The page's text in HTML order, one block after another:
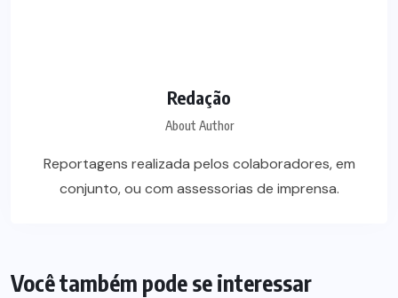
Redação
About Author
Reportagens realizada pelos colaboradores, em
conjunto, ou com assessorias de imprensa.
Você também pode se interessar